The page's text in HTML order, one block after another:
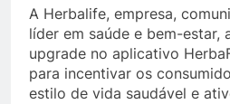
A Herbalife, empresa,
líder em saúde e bem-estar,
upgrade no aplicativo
para incentivar os
estilo de vida saudável e